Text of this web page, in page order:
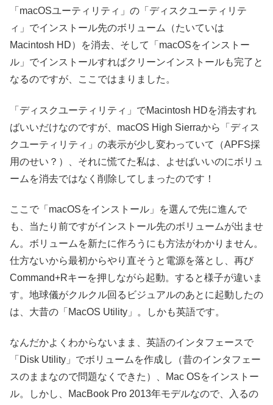
「macOSユーティリティ」の「ディスクユーティリテ
ィ」でインストール先のボリューム（たいていは
Macintosh HD）を消去、そして「macOSをインストー
ル」でインストールすればクリーンインストールも完了と
なるのですが、ここではまりました。
「ディスクユーティリティ」でMacintosh HDを消去すれ
ばいいだけなのですが、macOS High Sierraから「ディス
クユーティリティ」の表示が少し変わっていて（APFS採
用のせい？）、それに慌てた私は、よせばいいのにボリュ
ームを消去ではなく削除してしまったのです！
ここで「macOSをインストール」を選んで先に進んで
も、当たり前ですがインストール先のボリュームが出ませ
ん。ボリュームを新たに作ろうにも方法がわかりません。
仕方ないから最初からやり直そうと電源を落とし、再び
Command+Rキーを押しながら起動。すると様子が違いま
す。地球儀がクルクル回るビジュアルのあとに起動したの
は、大昔の「MacOS Utility」。しかも英語です。
なんだかよくわからないまま、英語のインタフェースで
「Disk Utility」でボリュームを作成し（昔のインタフェー
スのままなので問題なくできた）、Mac OSをインストー
ル。しかし、MacBook Pro 2013年モデルなので、入るの